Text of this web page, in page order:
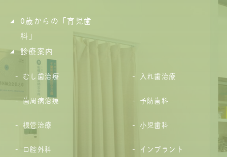
0歳からの「育児歯
科」
診療案内
むし歯治療 入れ歯治療
歯周病治療 予防歯科
根管治療 小児歯科
口腔外科 インプラント